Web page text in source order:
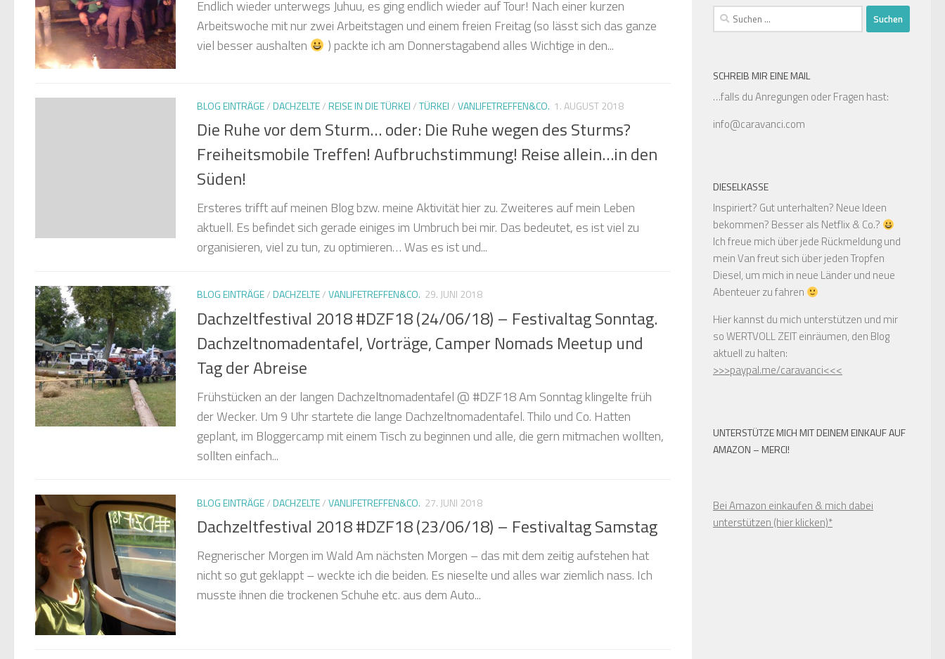
Endlich wieder unterwegs Juhuu, es ging endlich wieder auf Tour! Nach einer kurzen
Arbeitswoche mit nur zwei Arbeitstagen und einem freien Freitag (so lässt sich das ganze
viel besser aushalten
) packte ich am Donnerstagabend alles Wichtige in den...
BLOG EINTRÄGE/DACHZELTE/REISE IN DIE TÜRKEI/TÜRKEI/VANLIFETREFFEN&CO. 1. AUGUST 2018
Die Ruhe vor dem Sturm… oder: Die Ruhe wegen des Sturms?
Freiheitsmobile Treffen! Aufbruchstimmung! Reise allein…in den
Süden!
Ersteres trifft auf meinen Blog bzw. meine Aktivität hier zu. Zweiteres auf mein Leben
aktuell. Es befindet sich gerade einiges im Umbruch bei mir. Das bedeutet, es ist viel zu
organisieren, viel zu tun, zu optimieren… Was es ist und...
BLOG EINTRÄGE/DACHZELTE/VANLIFETREFFEN&CO. 29. JUNI 2018
Dachzeltfestival 2018 #DZF18 (24/06/18) – Festivaltag Sonntag.
Dachzeltnomadentafel, Vorträge, Camper Nomads Meetup und
Tag der Abreise
Frühstücken an der langen Dachzeltnomadentafel @ #DZF18 Am Sonntag klingelte früh
der Wecker. Um 9 Uhr startete die lange Dachzeltnomadentafel. Thilo und Co. Hatten
geplant, im Bloggercamp mit einem Tisch zu beginnen und alle, die gern mitmachen wollten,
sollten einfach...
BLOG EINTRÄGE/DACHZELTE/VANLIFETREFFEN&CO. 27. JUNI 2018
Dachzeltfestival 2018 #DZF18 (23/06/18) – Festivaltag Samstag
Regnerischer Morgen im Wald Am nächsten Morgen – das mit dem zeitig aufstehen hat
nicht so gut geklappt – weckte ich die beiden. Es nieselte und alles war ziemlich nass. Ich
musste ihnen die trockenen Schuhe etc. aus dem Auto...
Suchen
nach:
SCHREIB MIR EINE MAIL
…falls du Anregungen oder Fragen hast:
info@caravanci.com
DIESELKASSE
Inspiriert? Gut unterhalten? Neue Ideen
bekommen? Besser als Netflix & Co.?
Ich freue mich über jede Rückmeldung und
mein Van freut sich über jeden Tropfen
Diesel, um mich in neue Länder und neue
Abenteuer zu fahren
Hier kannst du mich unterstützen und mir
so WERTVOLL ZEIT einräumen, den Blog
aktuell zu halten:
>>>paypal.me/caravanci<<<
UNTERSTÜTZE MICH MIT DEINEM EINKAUF AUF
AMAZON – MERCI!
Bei Amazon einkaufen & mich dabei
unterstützen (hier klicken)*